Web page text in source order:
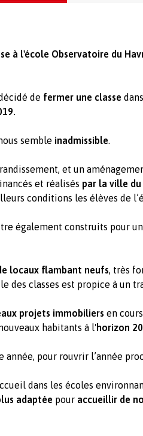
à l'école Observatoire du
de fermer une classe
semble inadmissible.
et un
et réalisés par la ville du
conditions les élèves de
également construits pour
locaux flambant neufs, très
des classes est propice à un
projets immobiliers en
habitants à l'horizon
pour rouvrir l’année
dans les écoles
adaptée pour accueillir de